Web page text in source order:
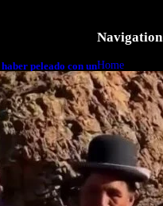
peleado con un
a cuerpo
Navigation
Home
Business
Lifestyle
Magazine
Photography
Travel
Technology